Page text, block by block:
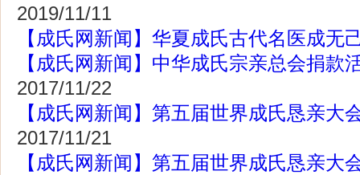
2019/11/11
【成氏网新闻】华夏成氏古代名医成无
【成氏网新闻】中华成氏宗亲总会捐款
2017/11/22
【成氏网新闻】第五届世界成氏恳亲大
2017/11/21
【成氏网新闻】第五届世界成氏恳亲大